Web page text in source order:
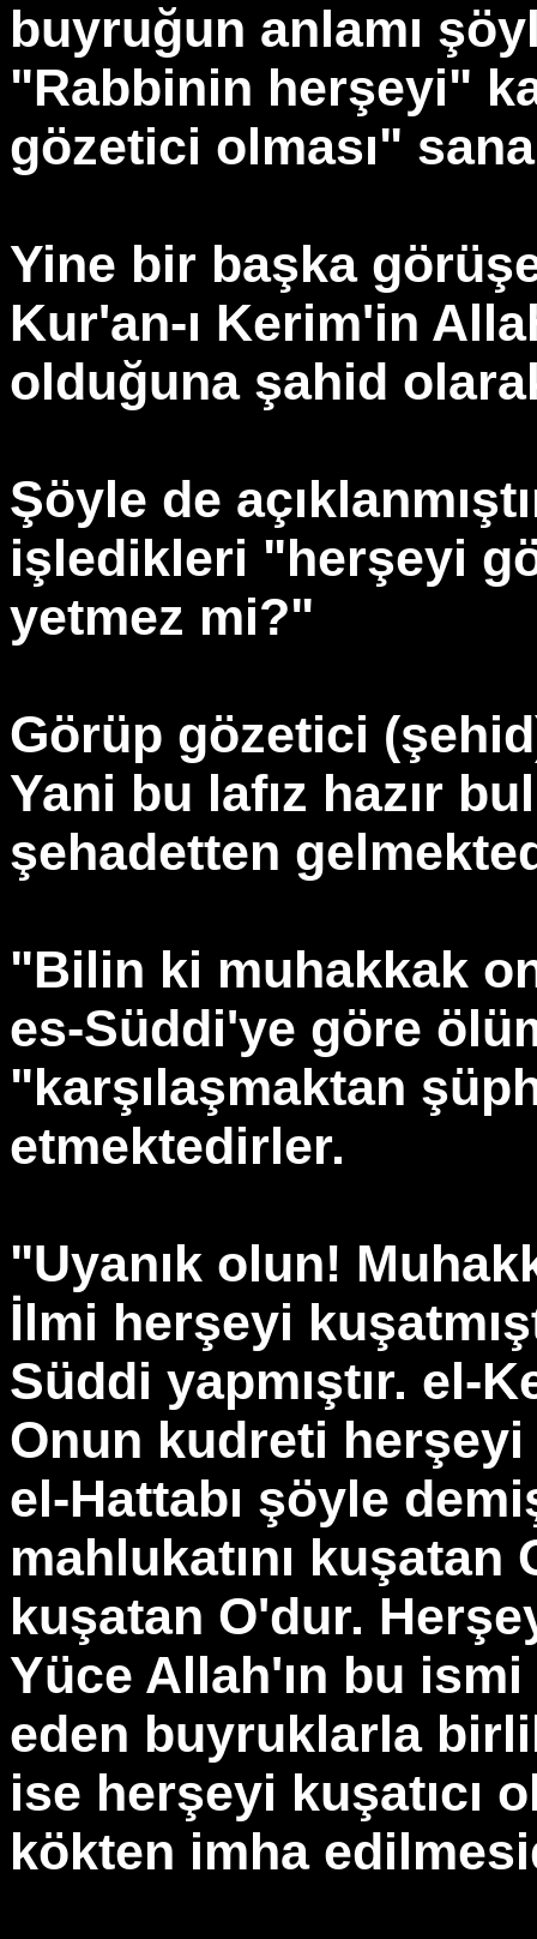
buyruğun anlamı
"Rabbinin herşeyi"
gözetici olması"
Yine bir başka
Kur'an-ı Kerim'in
olduğuna şahid
Şöyle de
işledikleri "herşeyi
yetmez mi?"
Görüp gözetici
Yani bu lafız hazır
şehadetten
"Bilin ki muhakkak
es-Süddi'ye göre
"karşılaşmaktan
etmektedirler.
"Uyanık olun!
İlmi herşeyi
Süddi yapmıştır. el-
Onun kudreti herşeyi
el-Hattabı şöyle
mahlukatını
kuşatan O'dur.
Yüce Allah'ın bu
eden buyruklarla
ise herşeyi kuşatıcı
kökten imha